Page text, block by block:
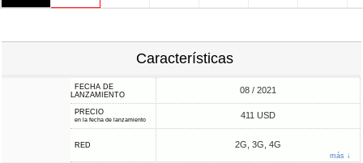
Características
FECHA DE
LANZAMIENTO
08 / 2021
PRECIO
en la fecha de lanzamiento 411 USD
RED 2G, 3G, 4G
más ↓